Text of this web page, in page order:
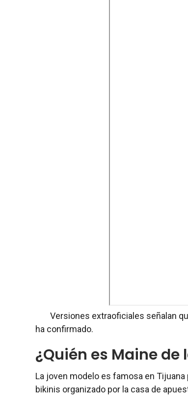
Versiones extraoficiales señalan
ha confirmado.
¿Quién es Maine de
La joven modelo es famosa en
bikinis organizado por la casa de